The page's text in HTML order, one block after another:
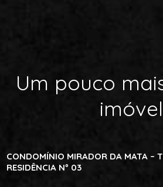
Um pouco
imóvel
CONDOMÍNIO MIRADOR DA MATA –
RESIDÊNCIA Nº 03